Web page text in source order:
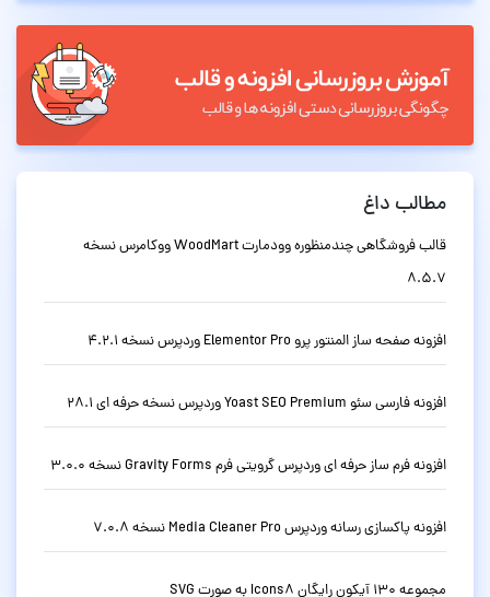
مطالب داغ
قالب فروشگاهی چندمنظوره وودمارت WoodMart ووکامرس نسخه
8.5.7
افزونه صفحه ساز المنتور پرو Elementor Pro وردپرس نسخه 4.2.1
افزونه فارسی سئو Yoast SEO Premium وردپرس نسخه حرفه ای 28.1
افزونه فرم ساز حرفه ای وردپرس گرویتی فرم Gravity Forms نسخه 3.0.0
افزونه پاکسازی رسانه وردپرس Media Cleaner Pro نسخه 7.0.8
مجموعه 130 آیکون رایگان Icons8 به صورت SVG